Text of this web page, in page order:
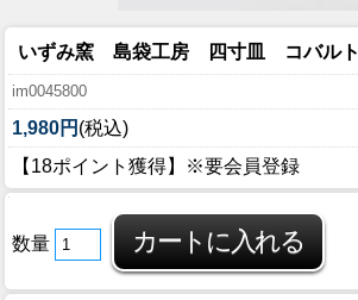
いずみ窯 島袋工房 四寸皿 コバルト
im0045800
1,980円 (税込)
【18ポイント獲得】※要会員登録
数量